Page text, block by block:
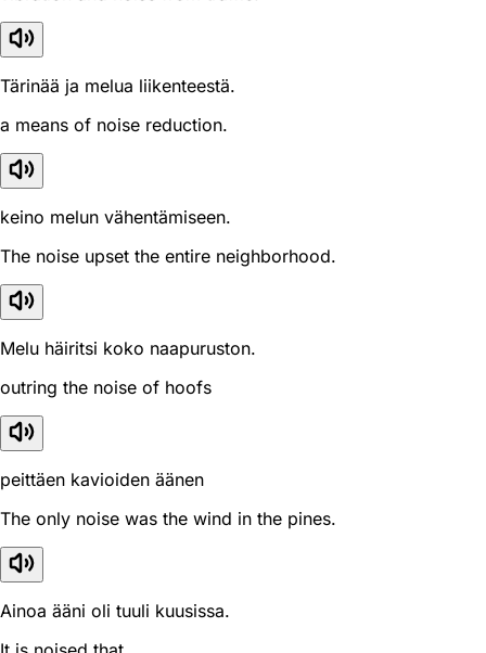
Tärinää ja melua liikenteestä.
a means of noise reduction.
keino melun vähentämiseen.
The noise upset the entire neighborhood.
Melu häiritsi koko naapuruston.
outring the noise of hoofs
peittäen kavioiden äänen
The only noise was the wind in the pines.
Ainoa ääni oli tuuli kuusissa.